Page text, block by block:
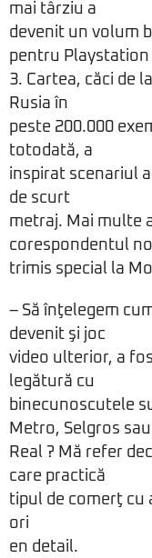
mai târziu a
devenit un volum
pentru Playstation
3. Cartea, căci de
Rusia în
peste 200.000
totodată, a
inspirat scenariul
de scurt
metraj. Mai multe
corespondentul
trimis special la
– Să înţelegem
devenit şi joc
video ulterior, a
legătură cu
binecunoscutele
Metro, Selgros sau
Real ? Mă refer
care practică
tipul de comerţ cu
ori
en detail.